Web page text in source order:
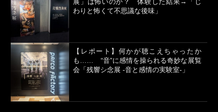
わりと怖くて不思議な後味」
【レポート】何かが聴こえちゃったか
も…… “音”に感情を操られる奇妙な展覧
会「残響シ念展 -⾳と感情の実験室-」